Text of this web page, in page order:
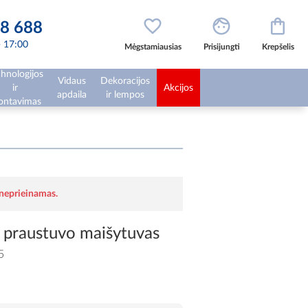
688
17:00 Mėgstamiausias Prisijungti Krepšelis
ir
Vidaus
apdaila
Dekoracijos
ir lempos
Akcijos
maišytuvas